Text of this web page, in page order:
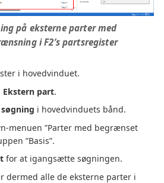
på eksterne parter med
i F2’s partsregister
i hovedvinduet.
Ekstern part.
i hovedvinduets bånd.
menuen ”Parter med begrænset
”Basis”.
for at igangsætte søgningen.
dermed alle de eksterne parter i